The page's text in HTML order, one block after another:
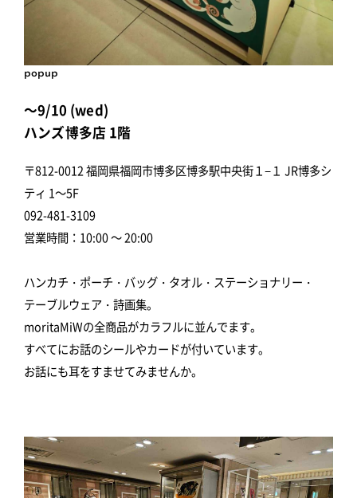
popup
～9/10 (wed)
ハンズ博多店 1階
〒812-0012 福岡県福岡市博多区博多駅中央街１−１ JR博多シ
ティ 1～5F
092-481-3109
営業時間：10:00 ～ 20:00
ハンカチ・ポーチ・バッグ・タオル・ステーショナリー・
テーブルウェア・詩画集。
moritaMiWの全商品がカラフルに並んでます。
すべてにお話のシールやカードが付いています。
お話にも耳をすませてみませんか。